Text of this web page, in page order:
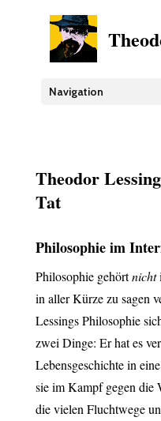
Navigation
Theodor
Tat
Philosophie im
Philosophie gehörtnicht
in aller Kürze zu sagen
Lessings Philosophie
zwei Dinge: Er hat es
Lebensgeschichte in
sie im Kampf gegen die
die vielen Fluchtwege